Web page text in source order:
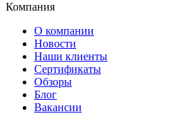
Компания
О компании
Новости
Наши клиенты
Сертификаты
Обзоры
Блог
Вакансии